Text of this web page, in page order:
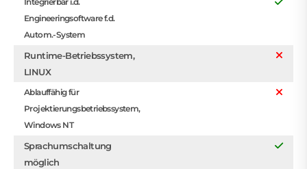
Engineeringsoftware f.d.
Autom.-System
Runtime-Betriebssystem,
LINUX
Ablauffähig für
Projektierungsbetriebssystem,
Windows NT
Sprachumschaltung
möglich